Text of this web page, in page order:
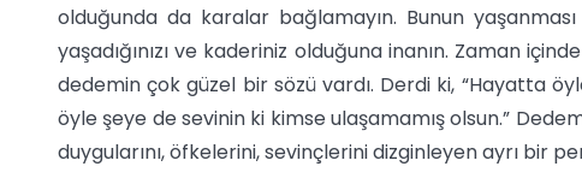
olduğunda da karalar bağlamayın. Bunun
yaşadığınızı ve kaderiniz olduğuna inanın. Zaman
dedemin çok güzel bir sözü vardı. Derdi ki, “Hayatta
öyle şeye de sevinin ki kimse ulaşamamış olsun.”
duygularını, öfkelerini, sevinçlerini dizginleyen ayrı bir